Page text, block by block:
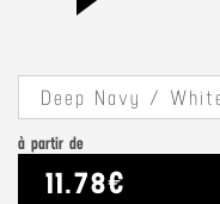
Deep Navy /
à partir de
11.78€